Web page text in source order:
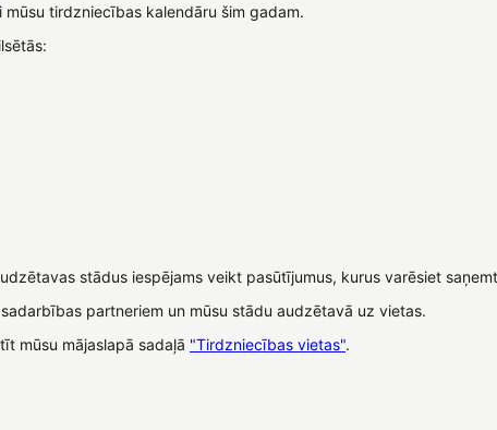
tirdzniecības kalendāru šim gadam.
stādus iespējams veikt pasūtījumus, kurus varēsiet
partneriem un mūsu stādu audzētavā uz vietas.
mūsu mājaslapā sadaļā "Tirdzniecības vietas".